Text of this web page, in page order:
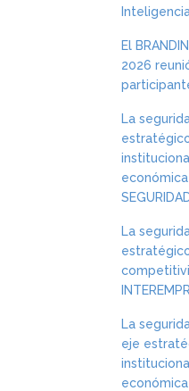
El
2026
La
económica
La
La
eje
económica